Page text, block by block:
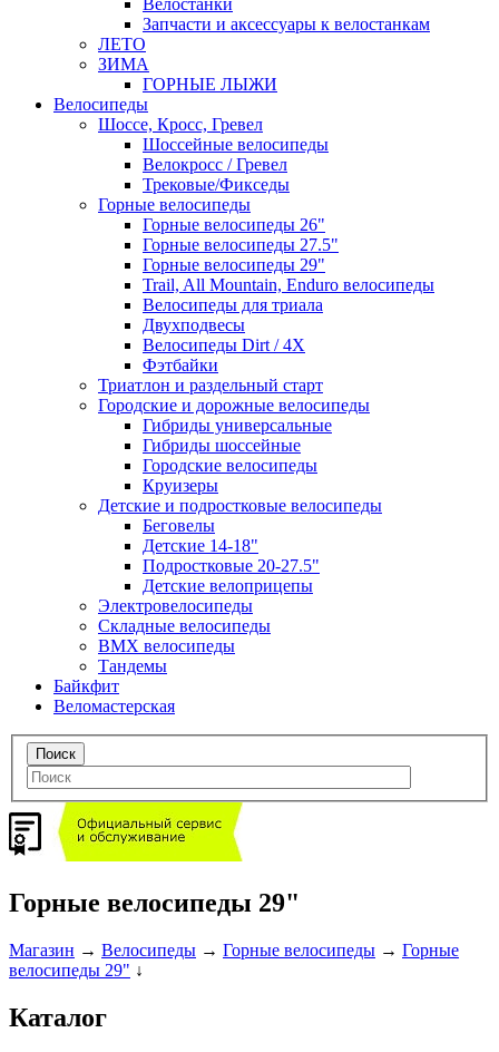
Запчасти и аксессуары к велостанкам
ЛЕТО
ЗИМА
ГОРНЫЕ ЛЫЖИ
Велосипеды
Шоссе, Кросс, Гревел
Шоссейные велосипеды
Велокросс / Гревел
Трековые/Фикседы
Горные велосипеды
Горные велосипеды 26"
Горные велосипеды 27.5"
Горные велосипеды 29"
Trail, All Mountain, Enduro велосипеды
Велосипеды для триала
Двухподвесы
Велосипеды Dirt / 4X
Фэтбайки
Триатлон и раздельный старт
Городские и дорожные велосипеды
Гибриды универсальные
Гибриды шоссейные
Городские велосипеды
Круизеры
Детские и подростковые велосипеды
Беговелы
Детские 14-18"
Подростковые 20-27.5"
Детские велоприцепы
Электровелосипеды
Складные велосипеды
BMX велосипеды
Тандемы
Байкфит
Веломастерская
Горные велосипеды 29"
Магазин → Велосипеды → Горные велосипеды → Горные
велосипеды 29" ↓
Каталог